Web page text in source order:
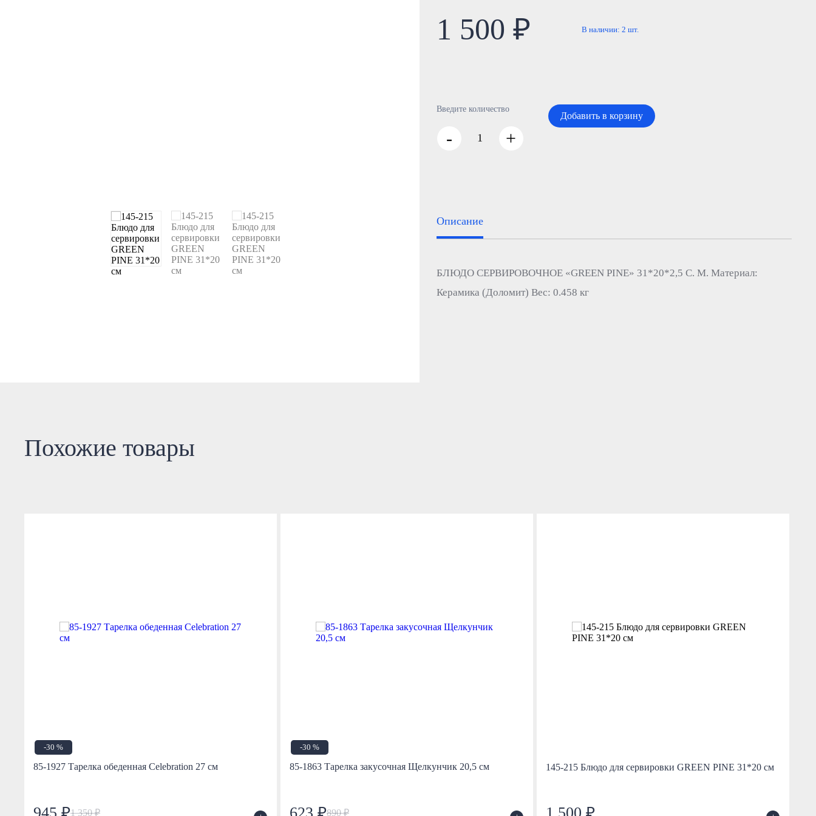
1 500 ₽ В наличии: 2 шт.
Введите количество
- +
Добавить в корзину
Описание
БЛЮДО СЕРВИРОВОЧНОЕ «GREEN PINE» 31*20*2,5 С. М. Материал:
Керамика (Доломит) Вес: 0.458 кг
Похожие товары
-30 %
85-1927 Тарелка обеденная Celebration 27 см
945 ₽1 350 ₽
-30 %
85-1863 Тарелка закусочная Щелкунчик 20,5 см
623 ₽890 ₽
145-215 Блюдо для сервировки GREEN PINE 31*20 см
1 500 ₽